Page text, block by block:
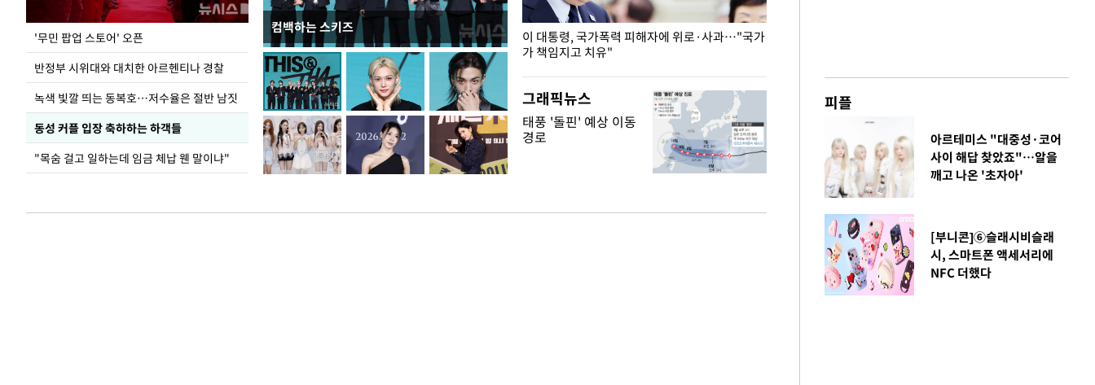
'무민 팝업 스토어' 오픈
반정부 시위대와 대치한 아르헨티나 경찰
녹색 빛깔 띄는 동복호…저수율은 절반 남짓
동성 커플 입장 축하하는 하객들
"목숨 걸고 일하는데 임금 체납 웬 말이냐"
컴백하는 스키즈
지석천 뒤덮은 개구리밥
이 대통령, 국가폭력 피해자에 위로·사과…"국가
가 책임지고 치유"
그래픽뉴스
태풍 '돌핀' 예상 이동
경로
피플
아르테미스 "대중성·코어
사이 해답 찾았죠"…알을
깨고 나온 '초자아'
[부니콘]⑥슬래시비슬래
시, 스마트폰 액세서리에
NFC 더했다